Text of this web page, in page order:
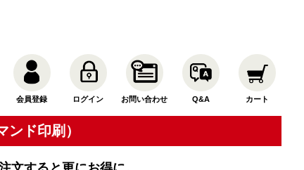
会員登録 ログイン お問い合わせ Q&A カート
ド印刷）